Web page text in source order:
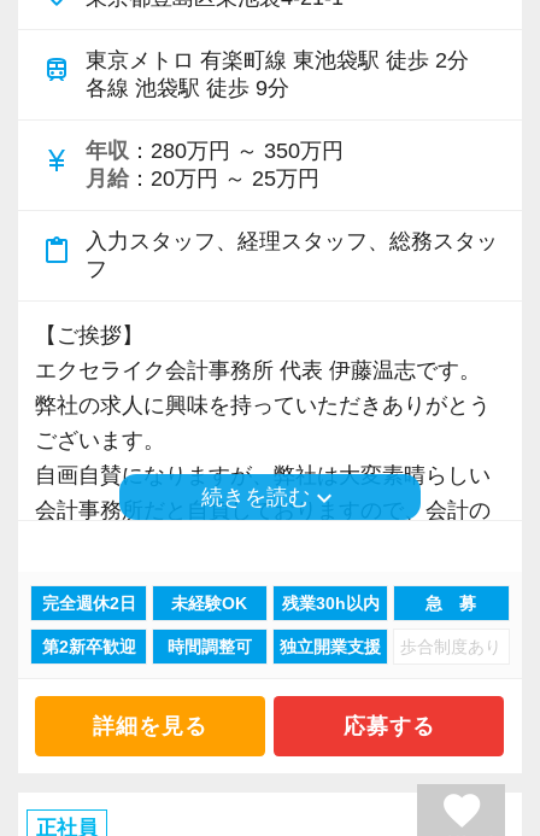
す！お客様を引き継いでもOK！】
大きく分けて2つあります。
所を持つこと。
ま引き継いでも構いません。最終的に選ぶのは
お客様です。
それでお客様が安心して笑顔になれるのなら全
く問題ありません。
もうひとつは当事務所でキャリアアップし、支
オールラウンドに税務を学び、今後展開してい
く支店の所長として活躍することができます。
に尽くしていただく道もございます。
い。
務所の方針です)
・9割が未経験者で先輩と言えどもレベル差は感
・全員真面目に仕事に取り組んでいます
【弊社の特徴】
http://tax.excelike.co.jp/
獲得)
・綺麗なオフィス・快適な空間
・良好な人間関係・飲み会などベタベタした付
き合いはなし。
・短時間で集中して定時でパッと帰る事を推奨
・税理士試験前休暇1週間を有給で全員に付与
・昇給はとても早い！入社4年目で年俸は最低で
も600万弱になります。
・訪問はしません。事務所で作業に専念出来る
・訪問がないので、上司立ち合いのもと顧客と
面談可能（初心者には安心）
・体育会系ではありません（朝礼や体操などの
意味不明な行事は一切ありません。今後も行う
弊社の尋常ならぬ生産性の高さは、徹底的した
います。
タルデータでシームレスに繋げ、これに会計シ
ステム、業務管理システムを必要に応じて介在
体制を構築しています。
この業界は非常に特殊な業界です。クライアン
トは受けきれないほど存在するのに対して深刻
な人材難が続きます。
これに対抗するには生産性を向上するほかない
のは明らかなのに、未だ労働集約的な体質を改
めようとする会計事務所は出てきません。
です。
そのため弊社では理想の職場を今後も追及し続
により多くの還元が行える体制の構築を実現し
てまいります。
弊社の取り組みこそが「次世代の会計事務所の
train
東京メトロ 有楽町線 東池袋駅 徒歩 2分
各線 池袋駅 徒歩 9分
currency_yen 年収 ：280万円 ～ 350万円
月給 ：20万円 ～ 25万円
content_paste
入力スタッフ、経理スタッフ、総務スタッ
フ
【ご挨拶】
エクセライク会計事務所 代表 伊藤温志です。
弊社の求人に興味を持っていただきありがとう
ございます。
自画自賛になりますが、弊社は大変素晴らしい
会計事務所だと自負しておりますので、会計の
「税理士事務所の働き方を大きく前進」させ
このことを目標に、弊社は理想の職場を作り上
げるために、毎年血の滲むような努力と改善行
その結果、繁忙期においても「ノー残業」、
続きを読む keyboard_arrow_down
完全週休2日 未経験OK 残業30h以内 急 募
第2新卒歓迎 時間調整可 独立開業支援 歩合制度あり
詳細を見る 応募する
正社員 favorite